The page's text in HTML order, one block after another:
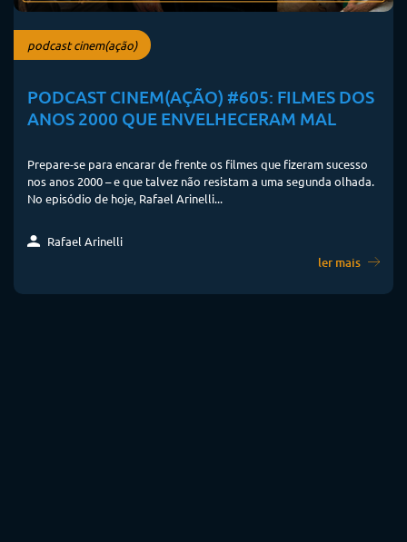
podcast cinem(ação)
PODCAST CINEM(AÇÃO) #605: FILMES DOS
ANOS 2000 QUE ENVELHECERAM MAL
Prepare-se para encarar de frente os filmes que fizeram sucesso
nos anos 2000 – e que talvez não resistam a uma segunda olhada.
No episódio de hoje, Rafael Arinelli...
Rafael Arinelli
ler mais